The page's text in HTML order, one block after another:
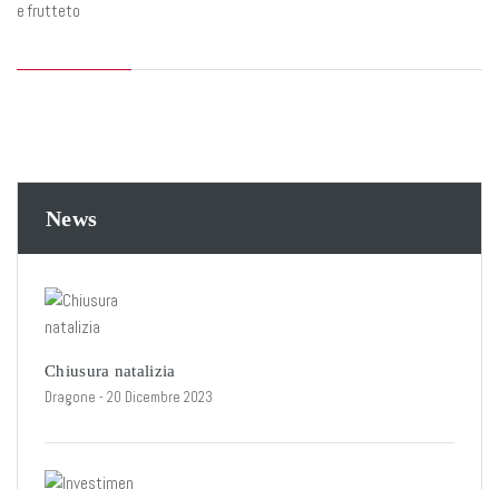
News
Chiusura natalizia
Dragone - 20 Dicembre 2023